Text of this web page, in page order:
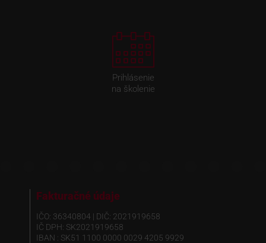
Prihlásenie
na školenie
Fakturačné údaje
IČO: 36340804 | DIČ: 2021919658
IČ DPH: SK2021919658
IBAN : SK51 1100 0000 0029 4205 9929